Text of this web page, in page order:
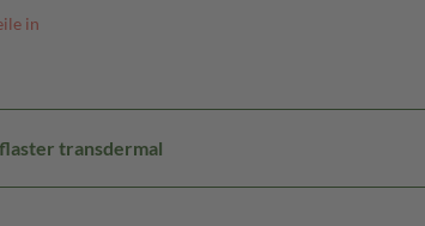
in
transdermal